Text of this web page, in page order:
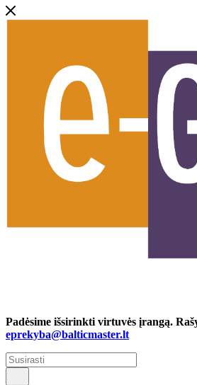
Padėsime išsirinkti virtuvės įrangą.
eprekyba@balticmaster.lt